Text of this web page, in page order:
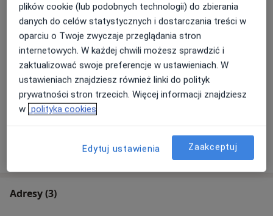
Konsultacja kardiologiczna
200 zł Szczegóły
EKG do wizyty
50 zł Szczegóły
+ 1 usługa
W jaki sposób ustalane są ceny?
Adresy (3)
plików cookie (lub podobnych technologii) do zbierania
danych do celów statystycznych i dostarczania treści w
oparciu o Twoje zwyczaje przeglądania stron
internetowych. W każdej chwili możesz sprawdzić i
zaktualizować swoje preferencje w ustawieniach. W
ustawieniach znajdziesz również linki do polityk
prywatności stron trzecich. Więcej informacji znajdziesz
w polityka cookies
Edytuj ustawienia Zaakceptuj